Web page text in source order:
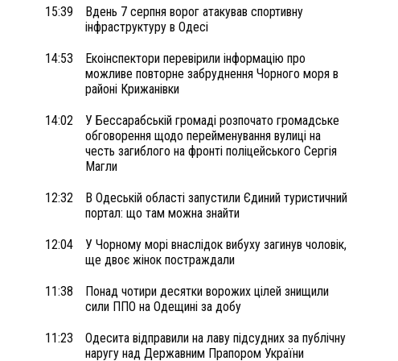
15:39
Вдень 7 серпня ворог атакував спортивну
інфраструктуру в Одесі
14:53
Екоінспектори перевірили інформацію про
можливе повторне забруднення Чорного моря в
районі Крижанівки
14:02
У Бессарабській громаді розпочато громадське
обговорення щодо перейменування вулиці на
честь загиблого на фронті поліцейського Сергія
Магли
12:32
В Одеській області запустили Єдиний туристичний
портал: що там можна знайти
12:04
У Чорному морі внаслідок вибуху загинув чоловік,
ще двоє жінок постраждали
11:38
Понад чотири десятки ворожих цілей знищили
сили ППО на Одещині за добу
11:23
Одесита відправили на лаву підсудних за публічну
наругу над Державним Прапором України